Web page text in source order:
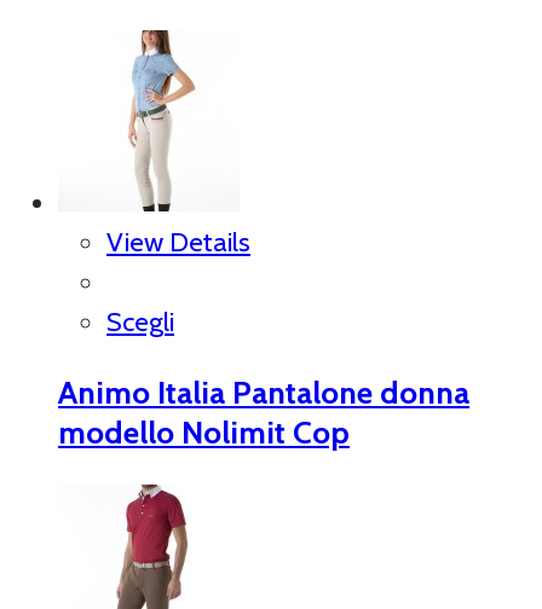
View Details
Scegli
Animo Italia Pantalone donna
modello Nolimit Cop